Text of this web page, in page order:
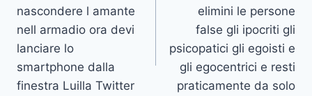
nascondere l amante
nell armadio ora devi
lanciare lo
smartphone dalla
finestra Luilla Twitter
elimini le persone
false gli ipocriti gli
psicopatici gli egoisti e
gli egocentrici e resti
praticamente da solo